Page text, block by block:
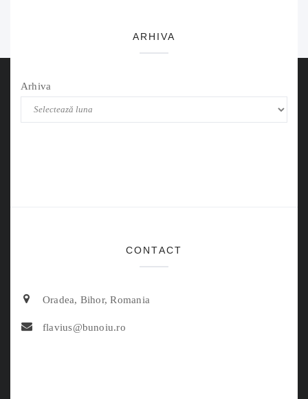
ARHIVA
Arhiva
CONTACT
Oradea, Bihor, Romania
flavius@bunoiu.ro